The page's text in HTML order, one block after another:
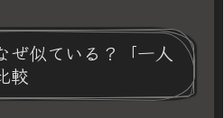
ぜ似ている？「一人
較